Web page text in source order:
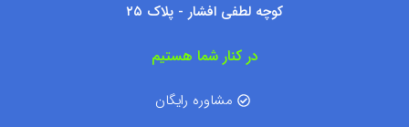
کوچه لطفی افشار - پلاک ۲۵
در کنار شما هستیم
مشاوره رایگان